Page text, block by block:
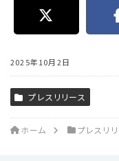
2025年10月2日
プレスリリース
ホーム プレスリ